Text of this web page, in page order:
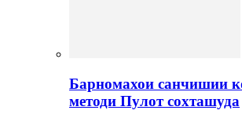
Барномахои санчишии
методи Пулот сохташуда